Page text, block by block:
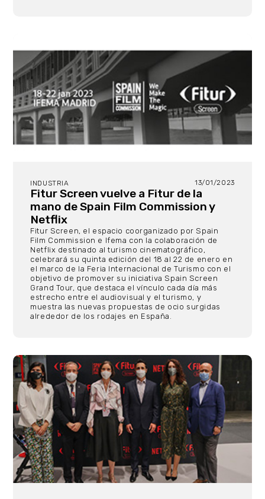
INDUSTRIA 13/01/2023
Fitur Screen vuelve a Fitur de la
mano de Spain Film Commission y
Netflix
Fitur Screen, el espacio coorganizado por Spain
Film Commission e Ifema con la colaboración de
Netflix destinado al turismo cinematográfico,
celebrará su quinta edición del 18 al 22 de enero en
el marco de la Feria Internacional de Turismo con el
objetivo de promover su iniciativa Spain Screen
Grand Tour, que destaca el vínculo cada día más
estrecho entre el audiovisual y el turismo, y
muestra las nuevas propuestas de ocio surgidas
alrededor de los rodajes en España.